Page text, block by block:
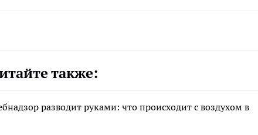
также:
разводит руками: что происходит с воздухом в